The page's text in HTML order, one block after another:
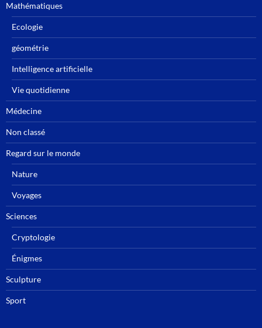
Mathématiques
Ecologie
géométrie
Intelligence artificielle
Vie quotidienne
Médecine
Non classé
Regard sur le monde
Nature
Voyages
Sciences
Cryptologie
Énigmes
Sculpture
Sport